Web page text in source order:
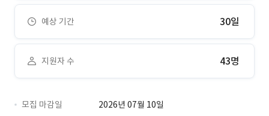
예상 기간 30일
지원자 수 43명
모집 마감일
2026년 07월 10일